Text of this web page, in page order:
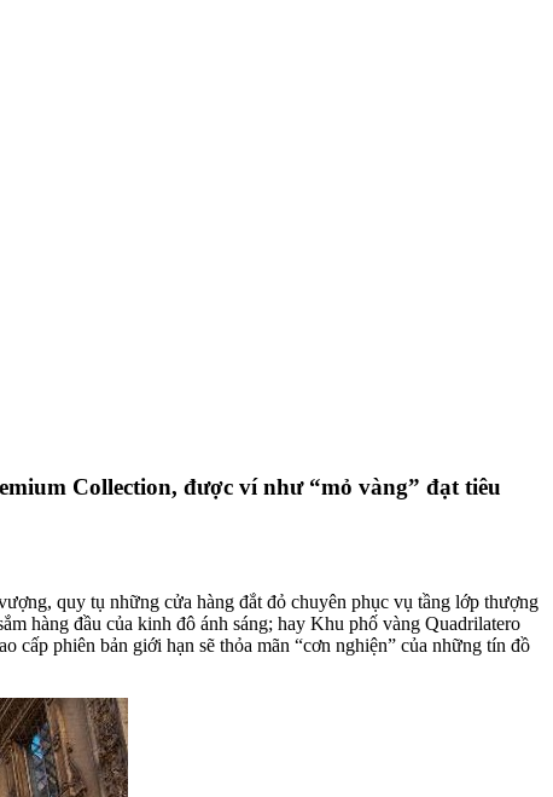
Collection, được ví như “mỏ vàng” đạt tiêu
quy tụ những cửa hàng đắt đỏ chuyên phục vụ tầng lớp thượng
hàng đầu của kinh đô ánh sáng; hay Khu phố vàng Quadrilatero
phiên bản giới hạn sẽ thỏa mãn “cơn nghiện” của những tín đồ